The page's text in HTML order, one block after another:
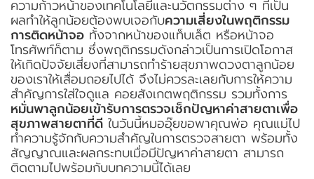
ความก้าวหน้าของเทคโนโลยีและนวัตกรรมต่าง ๆ ที่เป็น
ผลทำให้ลูกน้อยต้องพบเจอกับความเสี่ยงในพฤติกรรม
การติดหน้าจอ ทั้งจากหน้าของแท็บเล็ต หรือหน้าจอ
โทรศัพท์ก็ตาม ซึ่งพฤติกรรมดังกล่าวเป็นการเปิดโอกาส
ให้เกิดปัจจัยเสี่ยงที่สามารถทำร้ายสุขภาพดวงตาลูกน้อย
ของเราให้เสื่อมถอยไปได้ จึงไม่ควรละเลยกับการให้ความ
สำคัญการใส่ใจดูแล คอยสังเกตพฤติกรรม รวมทั้งการ
หมั่นพาลูกน้อยเข้ารับการตรวจเช็กปัญหาค่าสายตาเพื่อ
สุขภาพสายตาที่ดี ในวันนี้หมออุ๊ยขอพาคุณพ่อ คุณแม่ไป
ทำความรู้จักกับความสำคัญในการตรวจสายตา พร้อมทั้ง
สัญญาณและผลกระทบเมื่อมีปัญหาค่าสายตา สามารถ
ติดตามไปพร้อมกับบทความนี้ได้เลย